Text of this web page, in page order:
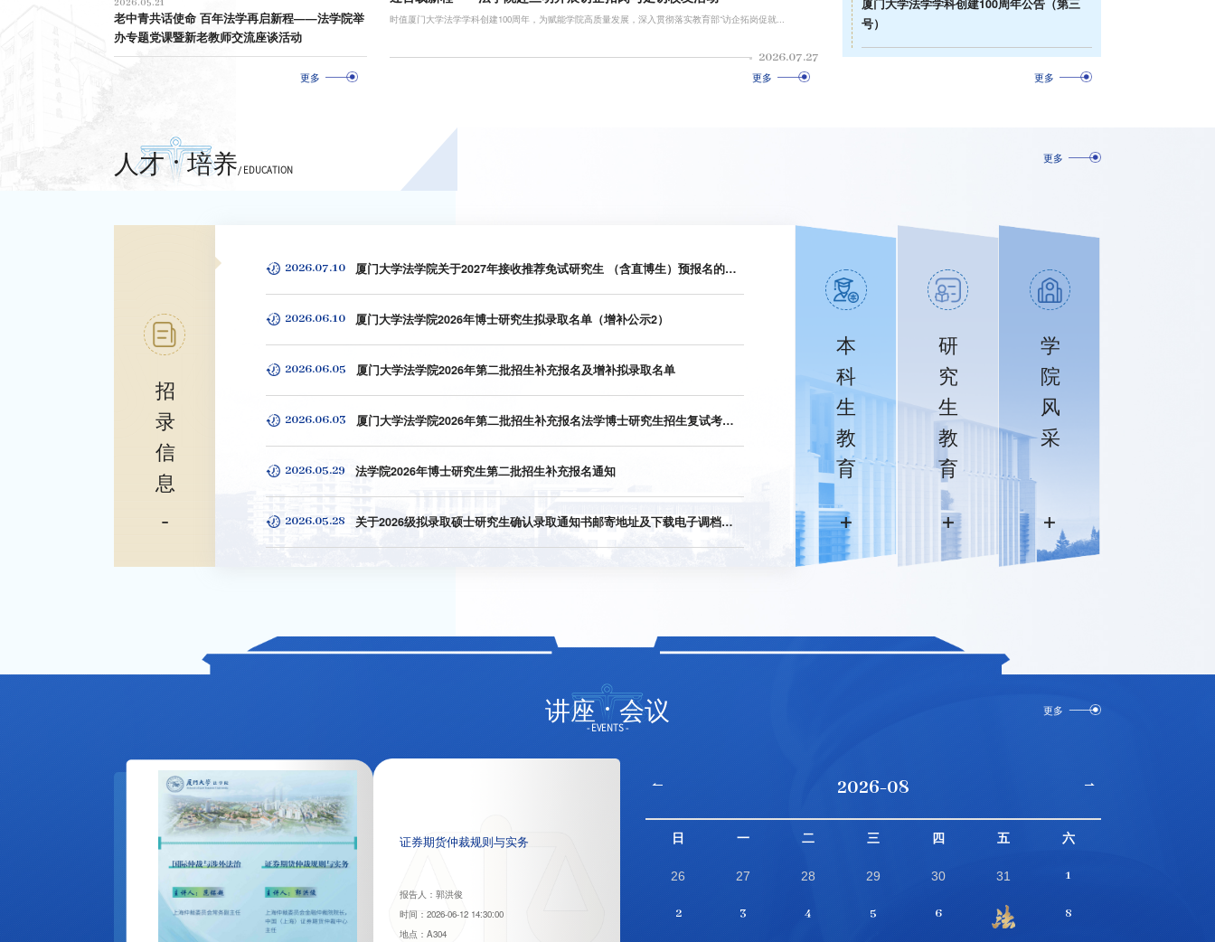
2026.05.21
老中青共话使命 百年法学再启新程——法学院举
办专题党课暨新老教师交流座谈活动
更多
时值厦门大学法学学科创建100周年，为赋能学院高质量发展，深入贯彻落实教育部“访企拓岗促就...
2026.07.27
更多
厦门大学法学学科创建100周年公告（第三
号）
更多
人才 培养/ EDUCATION
更多
招
录
信
息
2026.07.10 厦门大学法学院关于2027年接收推荐免试研究生 （含直博生）预报名的通知
2026.06.10 厦门大学法学院2026年博士研究生拟录取名单（增补公示2）
2026.06.05 厦门大学法学院2026年第二批招生补充报名及增补拟录取名单
2026.06.03 厦门大学法学院2026年第二批招生补充报名法学博士研究生招生复试考核名...
2026.05.29 法学院2026年博士研究生第二批招生补充报名通知
2026.05.28 关于2026级拟录取硕士研究生确认录取通知书邮寄地址及下载电子调档函的...
本
科
生
教
育
研
究
生
教
育
学
院
风
采
讲座 会议
- EVENTS -
更多
报告人：游劝荣
时间：2026-06-27 15:00:00
报告人：李世阳
时间：2026-06-22 19:00:00
百年变局下中国参与国际规则制定的
报告人：赵永琛
时间：2026-06-17 09:00:00
地点：C520
证券期货仲裁规则与实务
报告人：郭洪俊
时间：2026-06-12 14:30:00
地点：A304
国际仲裁与涉外法治
报告人：范铭超
时间：2026-06-12 14:30:00
地点：A304
2026-08
日 一 二 三 四 五 六
26 27 28 29 30 31 1
2 3 4 5 6 8